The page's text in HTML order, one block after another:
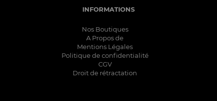
INFORMATIONS
Nos Boutiques
A Propos de
Mentions Légales
Politique de confidentialité
CGV
Droit de rétractation